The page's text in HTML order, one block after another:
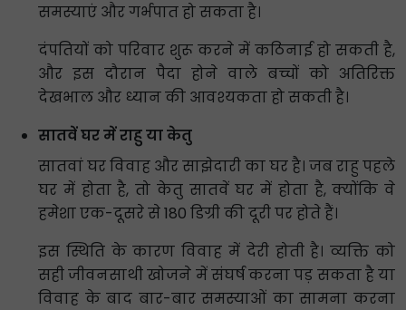
समस्याएं और गर्भपात हो सकता है।
दंपतियों को परिवार शुरू करने में कठिनाई हो सकती है,
और इस दौरान पैदा होने वाले बच्चों को अतिरिक्त
देखभाल और ध्यान की आवश्यकता हो सकती है।
सातवें घर में राहु या केतु
सातवां घर विवाह और साझेदारी का घर है। जब राहु पहले
घर में होता है, तो केतु सातवें घर में होता है, क्योंकि वे
हमेशा एक-दूसरे से 180 डिग्री की दूरी पर होते हैं।
इस स्थिति के कारण विवाह में देरी होती है। व्यक्ति को
सही जीवनसाथी खोजने में संघर्ष करना पड़ सकता है या
विवाह के बाद बार-बार समस्याओं का सामना करना